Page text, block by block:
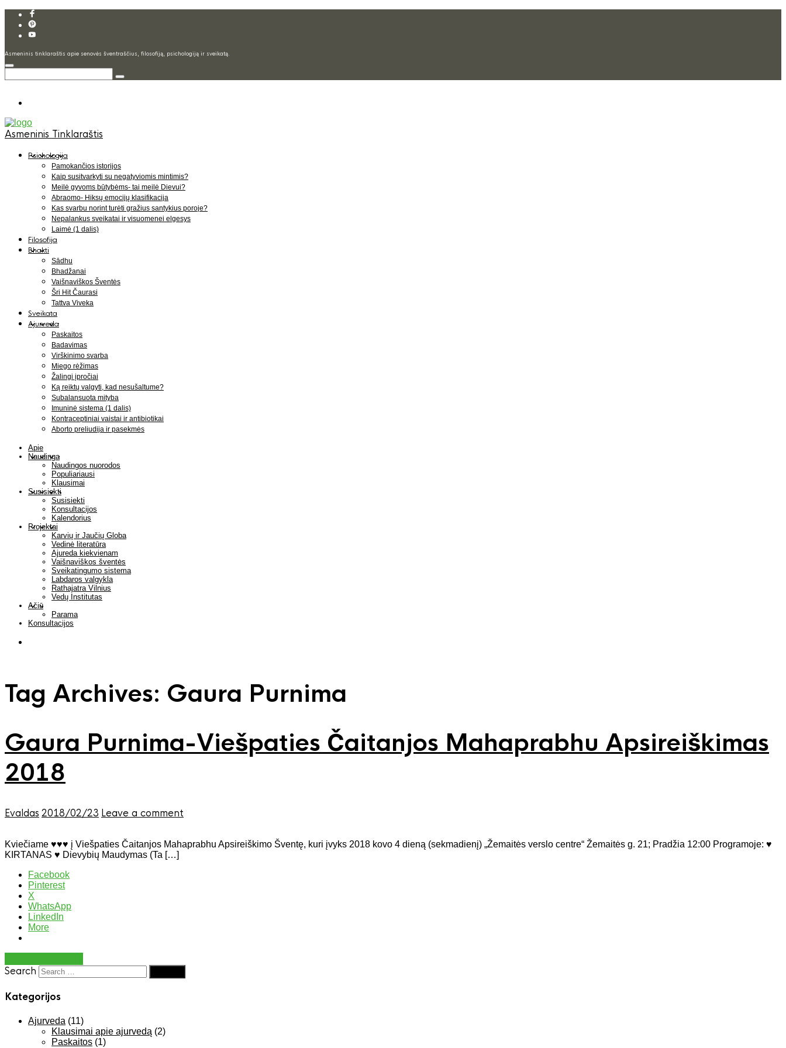
Asmeninis tinklaraštis apie senovės šventraščius, filosofiją, psichologiją ir sveikatą.
Asmeninis Tinklaraštis
Psichologija
Pamokančios istorijos
Kaip susitvarkyti su negatyviomis mintimis?
Meilė gyvoms būtybėms- tai meilė Dievui?
Abraomo- Hiksų emocijų klasifikacija
Kas svarbu norint turėti gražius santykius poroje?
Nepalankus sveikatai ir visuomenei elgesys
Laimė (1 dalis)
Filosofija
Bhakti
Sādhu
Bhadžanai
Vaišnaviškos Šventės
Šri Hit Čaurasi
Tattva Viveka
Sveikata
Ajurveda
Paskaitos
Badavimas
Virškinimo svarba
Miego rėžimas
Žalingi įpročiai
Ką reiktų valgyti, kad nesušaltume?
Subalansuota mityba
Imuninė sistema (1 dalis)
Kontraceptiniai vaistai ir antibiotikai
Aborto preliudija ir pasekmės
Apie
Naudinga
Naudingos nuorodos
Populiariausi
Klausimai
Susisiekti
Susisiekti
Konsultacijos
Kalendorius
Projektai
Karvių ir Jaučių Globa
Vedinė literatūra
Ajureda kiekvienam
Vaišnaviškos šventės
Sveikatingumo sistema
Labdaros valgykla
Rathajatra Vilnius
Vedų Institutas
Ačiū
Parama
Konsultacijos
Tag Archives: Gaura Purnima
Gaura Purnima-Viešpaties Čaitanjos Mahaprabhu Apsireiškimas
2018
Evaldas 2018/02/23 Leave a comment
Kviečiame ♥♥♥ į Viešpaties Čaitanjos Mahaprabhu Apsireiškimo Šventę, kuri įvyks 2018 kovo 4 dieną (sekmadienį) „Žemaitės verslo centre“ Žemaitės g. 21; Pradžia 12:00 Programoje: ♥
KIRTANAS ♥ Dievybių Maudymas (Ta […]
Facebook
Pinterest
X
WhatsApp
LinkedIn
More
Search
Kategorijos
Ajurveda (11)
Klausimai apie ajurvedą (2)
Paskaitos (1)